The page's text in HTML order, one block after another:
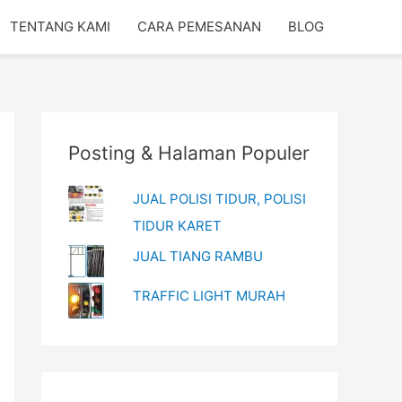
TENTANG KAMI CARA PEMESANAN BLOG
Posting & Halaman Populer
JUAL POLISI TIDUR, POLISI
TIDUR KARET
JUAL TIANG RAMBU
TRAFFIC LIGHT MURAH